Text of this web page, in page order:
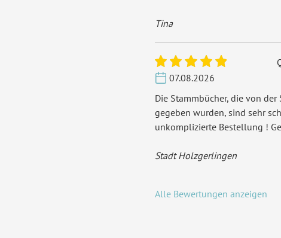
Tina
07.08.2026
Die Stammbücher, die von
gegeben wurden, sind sehr
unkomplizierte Bestellung !
Stadt Holzgerlingen
Alle Bewertungen anzeigen